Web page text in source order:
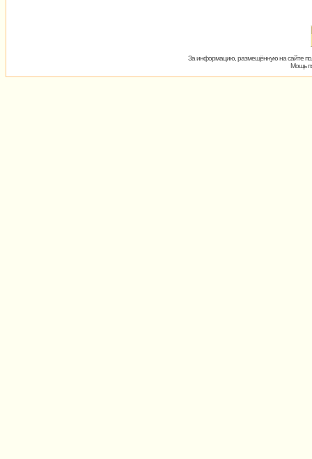
За информацию, размещённую на сайте
Мощь